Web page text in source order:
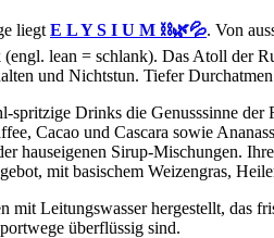
liegt E L Y S I U M ⛓🌿💦. Von
lean = schlank). Das Atoll der
und Nichtstun. Tiefer
spritzige Drinks die Genusssinne
Cacao und Cascara sowie
hauseigenen Sirup-Mischungen.
mit basischem Weizengras,
mit Leitungswasser hergestellt, das
überflüssig sind.